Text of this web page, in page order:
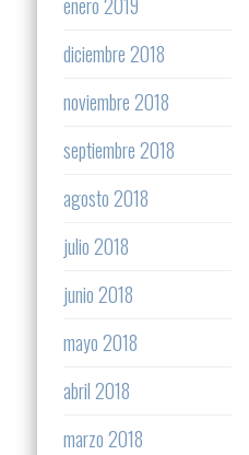
diciembre 2018
noviembre 2018
septiembre 2018
agosto 2018
julio 2018
junio 2018
mayo 2018
abril 2018
marzo 2018